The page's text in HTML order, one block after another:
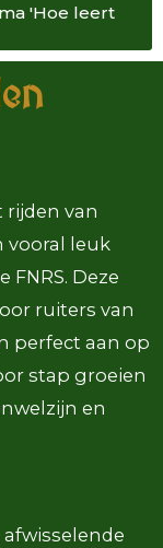
'Hoe leert
rijden van
vooral leuk
Deze
ruiters van
perfect aan op
stap groeien
en